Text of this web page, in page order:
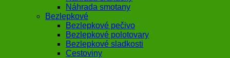
Náhrada smotany
Bezlepkové
Bezlepkové pečivo
Bezlepkové polotovary
Bezlepkové sladkosti
Cestoviny